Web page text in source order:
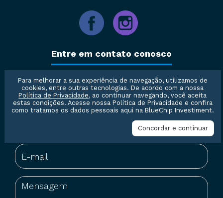
Entre em contato conosco
Para melhorar a sua experiência de navegação, utilizamos de
cookies, entre outras tecnologias. De acordo com a nossa
Política de Privacidade, ao continuar navegando, você aceita
estas condições. Acesse nossa Política de Privacidade e confira
como tratamos os dados pessoais aqui na BlueChip Investiment.
Concordar e continuar